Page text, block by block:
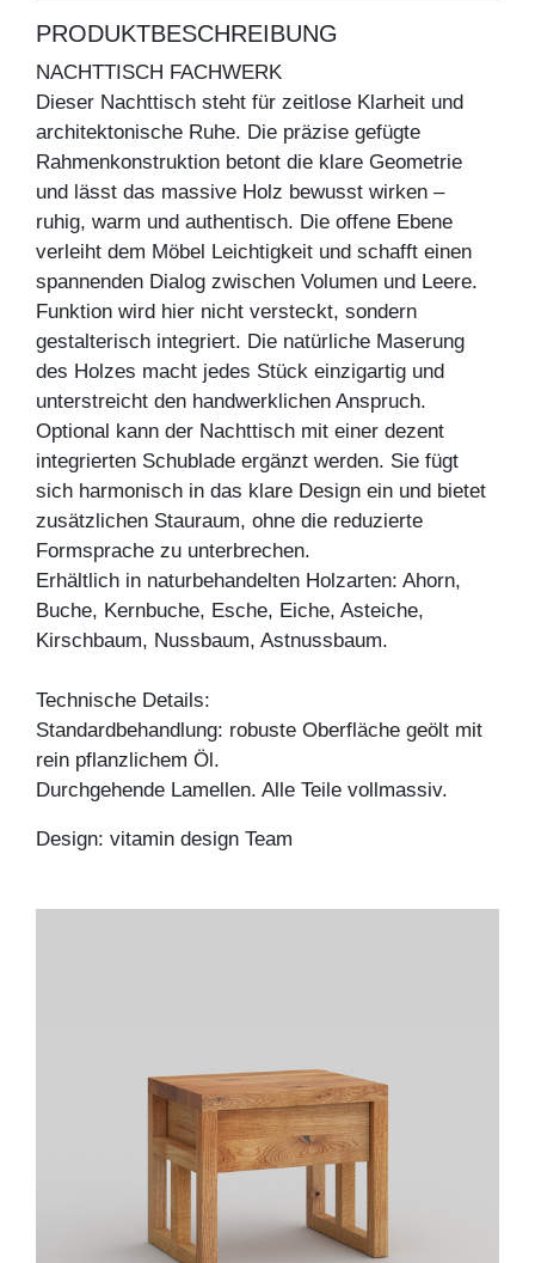
PRODUKTBESCHREIBUNG
NACHTTISCH FACHWERK
Dieser Nachttisch steht für zeitlose Klarheit und
architektonische Ruhe. Die präzise gefügte
Rahmenkonstruktion betont die klare Geometrie
und lässt das massive Holz bewusst wirken –
ruhig, warm und authentisch. Die offene Ebene
verleiht dem Möbel Leichtigkeit und schafft einen
spannenden Dialog zwischen Volumen und Leere.
Funktion wird hier nicht versteckt, sondern
gestalterisch integriert. Die natürliche Maserung
des Holzes macht jedes Stück einzigartig und
unterstreicht den handwerklichen Anspruch.
Optional kann der Nachttisch mit einer dezent
integrierten Schublade ergänzt werden. Sie fügt
sich harmonisch in das klare Design ein und bietet
zusätzlichen Stauraum, ohne die reduzierte
Formsprache zu unterbrechen.
Erhältlich in naturbehandelten Holzarten: Ahorn,
Buche, Kernbuche, Esche, Eiche, Asteiche,
Kirschbaum, Nussbaum, Astnussbaum.
Technische Details:
Standardbehandlung: robuste Oberfläche geölt mit
rein pflanzlichem Öl.
Durchgehende Lamellen. Alle Teile vollmassiv.
Design: vitamin design Team